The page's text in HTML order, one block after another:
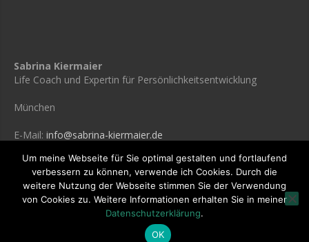
Sabrina Kiermaier
Life Coach und Expertin für Persönlichkeitsentwicklung
München
E-Mail: info@sabrina-kiermaier.de
© 2021 Sabrina Kiermaier /Datenschutzerklärung
Um meine Webseite für Sie optimal gestalten und fortlaufend
verbessern zu können, verwende ich Cookies. Durch die
weitere Nutzung der Webseite stimmen Sie der Verwendung
von Cookies zu. Weitere Informationen erhalten Sie in meiner
Datenschutzerklärung.
OK